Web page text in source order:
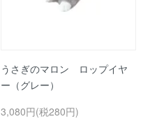
うさぎのマロン ロップイヤ
ー（グレー）
3,080円(税280円)